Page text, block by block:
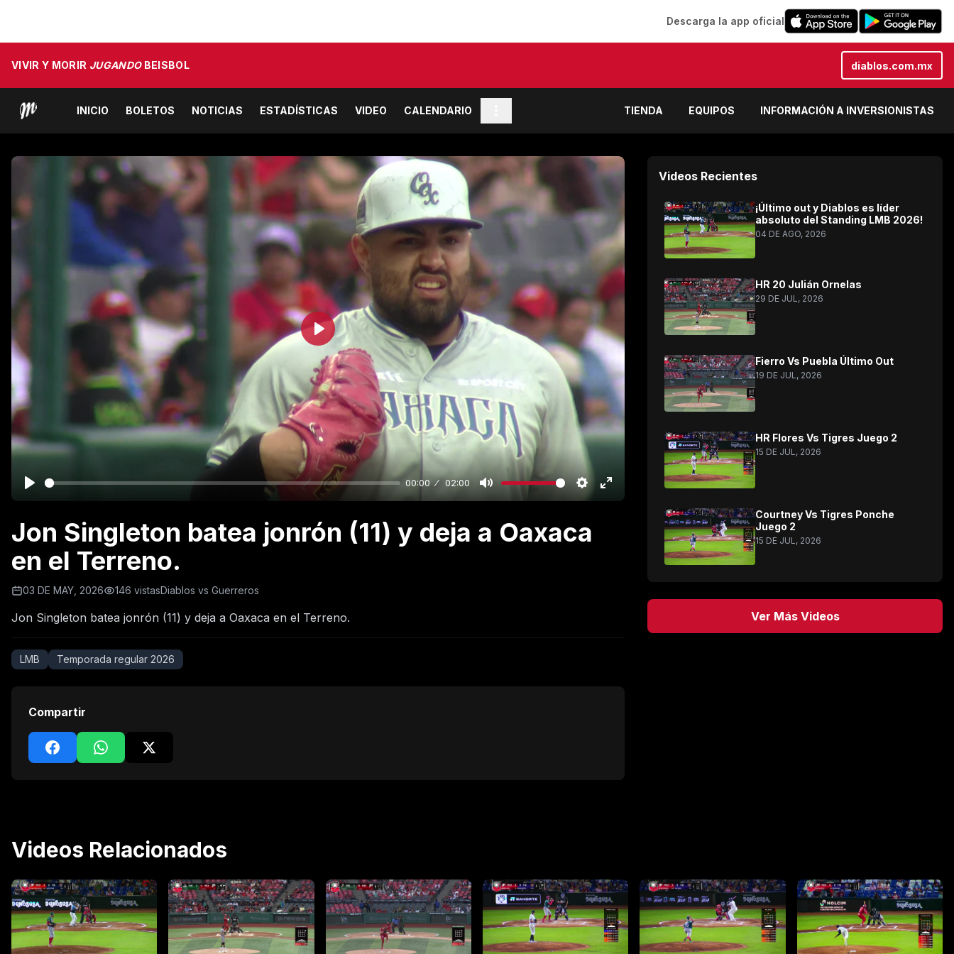
Descarga la app oficial
VIVIR Y MORIR JUGANDOBEISBOL diablos.com.mx
INICIO BOLETOS NOTICIAS ESTADÍSTICAS VIDEO CALENDARIO TIENDA EQUIPOS INFORMACIÓN A INVERSIONISTAS
00:00 02:00
Play
Jon Singleton batea jonrón (11) y deja a Oaxaca
en el Terreno.
03 DE MAY, 2026 146 vistasDiablos vs Guerreros
Jon Singleton batea jonrón (11) y deja a Oaxaca en el Terreno.
LMB Temporada regular 2026
Compartir
Videos Recientes
¡Último out y Diablos es líder
absoluto del Standing LMB 2026!
04 DE AGO, 2026
HR 20 Julián Ornelas
29 DE JUL, 2026
Fierro Vs Puebla Último Out
19 DE JUL, 2026
HR Flores Vs Tigres Juego 2
15 DE JUL, 2026
Courtney Vs Tigres Ponche
Juego 2
15 DE JUL, 2026
Ver Más Videos
Videos Relacionados